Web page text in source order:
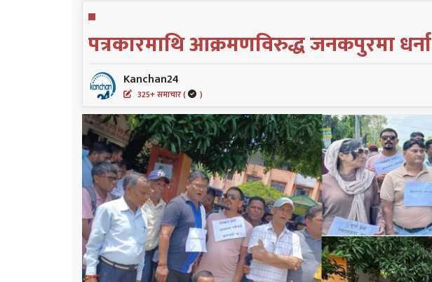
पत्रकारमाथि आक्रमणविरुद्ध जनकपुरमा धर्ना
Kanchan24
325+ समाचार ( )